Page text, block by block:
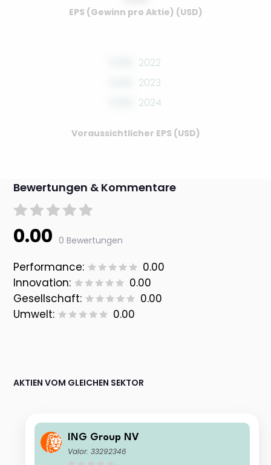
EPS (Gewinn pro Aktie) (USD)
2022
2023
2024
Voraussichtlicher EPS (USD)
Bewertungen & Kommentare
0.00 0 Bewertungen
Performance:
0.00
Innovation:
0.00
Gesellschaft:
0.00
Umwelt:
0.00
AKTIEN VOM GLEICHEN SEKTOR
ING Group NV
Valor: 33292346